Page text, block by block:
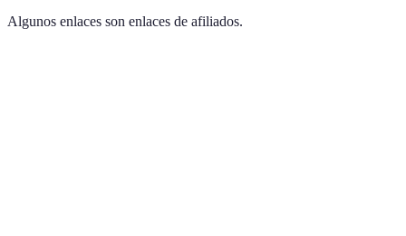
Algunos enlaces son enlaces de afiliados.